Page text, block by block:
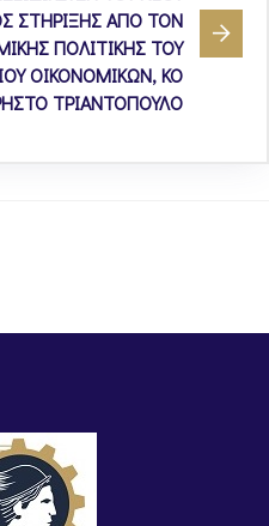
ΣΤΗΡΙΞΗΣ ΑΠΟ ΤΟΝ
ΠΟΛΙΤΙΚΗΣ ΤΟΥ
ΟΙΚΟΝΟΜΙΚΩΝ, ΚΟ
ΤΡΙΑΝΤΟΠΟΥΛΟ